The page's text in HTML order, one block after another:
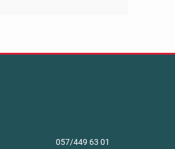
057/449 63 01